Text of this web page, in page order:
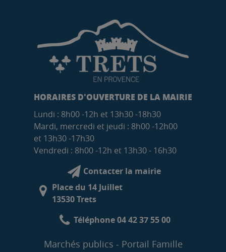
HORAIRES D'OUVERTURE DE LA MAIRIE
Lundi : 8h00 -12h et 13h30 -18h30
Mardi, mercredi et jeudi : 8h00 -12h00
et 13h30 -17h30
Vendredi : 8h00 -12h et 13h30 - 16h30
Contacter la mairie
Place du 14 Juillet
13530 Trets
Téléphone 04 42 37 55 00
Marchés publics
Portail Famille